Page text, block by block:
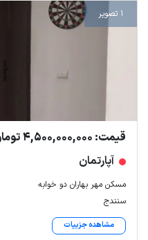
1 تصویر
قیمت: 4,500,000,000 تومان
آپارتمان
مسکن‌ مهر بهاران دو خوابه
سنندج
مشاهده جزییات